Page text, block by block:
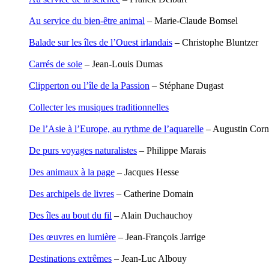
Carbonnaux Stéphan
Carrau Noak
Chérel Guillaume
Chapuis Éric
Chastel Marie
Chenot Philippe
Clémenceau Adrien
Conesa Gabriel
Cotta Jean-Marc
Crane Adrian
Croiziers de Lacvivier Aurélie
Debove Florence
Dedet Christian
Paris
Pays dogon
Pèlerin d�€�Orient
Périple de Sao� Mai
Roues libres
Route de la soie
Route des Amériques
Sahara
Sinaï
Spitzberg
Ténéré
Terre Adélie
Terre d�€�Ellesmere
Transsibérien
Yukon
Au service du bien-être animal – Marie-Claude Bomsel
Balade sur les îles de l’Ouest irlandais – Christophe Bluntzer
Carrés de soie – Jean-Louis Dumas
Clipperton ou l’île de la Passion – Stéphane Dugast
Collecter les musiques traditionnelles
De l’Asie à l’Europe, au rythme de l’aquarelle – Augustin
De purs voyages naturalistes – Philippe Marais
Des animaux à la page – Jacques Hesse
Des archipels de livres – Catherine Domain
Des îles au bout du fil – Alain Duchauchoy
Des œuvres en lumière – Jean-François Jarrige
Destinations extrêmes – Jean-Luc Albouy